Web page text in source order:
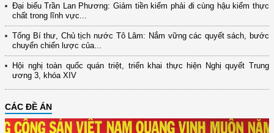
Đại biểu Trần Lan Phương: Giảm tiền kiểm phải đi cùng hậu kiểm thực
chất trong lĩnh vực...
Tổng Bí thư, Chủ tịch nước Tô Lâm: Nắm vững các quyết sách, bước
chuyển chiến lược của...
Hội nghị toàn quốc quán triệt, triển khai thực hiện Nghị quyết Trung
ương 3, khóa XIV
CÁC ĐỀ ÁN